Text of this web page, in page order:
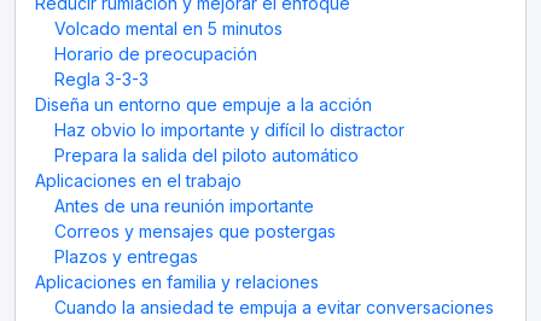
Volcado mental en 5 minutos
Horario de preocupación
Regla 3-3-3
Diseña un entorno que empuje a la acción
Haz obvio lo importante y difícil lo distractor
Prepara la salida del piloto automático
Aplicaciones en el trabajo
Antes de una reunión importante
Correos y mensajes que postergas
Plazos y entregas
Aplicaciones en familia y relaciones
Cuando la ansiedad te empuja a evitar conversaciones